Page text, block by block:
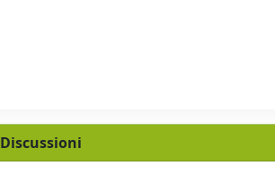
Discussioni